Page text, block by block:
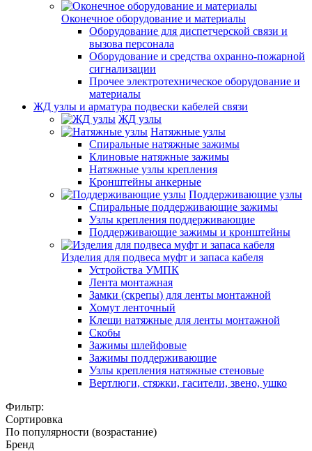
Оконечное оборудование и материалы
Оборудование для диспетчерской связи и
вызова персонала
Оборудование и средства охранно-пожарной
сигнализации
Прочее электротехническое оборудование и
материалы
ЖД узлы и арматура подвески кабелей связи
ЖД узлы
Натяжные узлы
Спиральные натяжные зажимы
Клиновые натяжные зажимы
Натяжные узлы крепления
Кронштейны анкерные
Поддерживающие узлы
Спиральные поддерживающие зажимы
Узлы крепления поддерживающие
Поддерживающие зажимы и кронштейны
Изделия для подвеса муфт и запаса кабеля
Устройства УМПК
Лента монтажная
Замки (скрепы) для ленты монтажной
Хомут ленточный
Клещи натяжные для ленты монтажной
Скобы
Зажимы шлейфовые
Зажимы поддерживающие
Узлы крепления натяжные стеновые
Вертлюги, стяжки, гасители, звено, ушко
Фильтр:
Сортировка
По популярности (возрастание)
Бренд